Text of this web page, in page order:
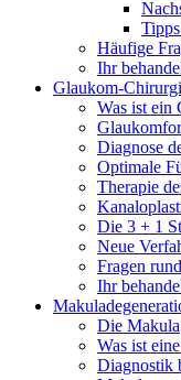
Häufige
Ihr
Glaukom-
Was ist ein
Diagnose
Optimale
Therapie
Die 3 + 1
Neue
Fragen
Ihr
Die Makula
Was ist
Diagnostik